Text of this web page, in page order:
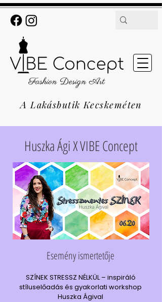
A Lakásbutik Kecskeméten
Huszka Ági X VIBE Concept
Esemény ismertetője
SZÍNEK STRESSZ NÉLKÜL – inspiráló
stíluselőadás és gyakorlati workshop
Huszka Ágival